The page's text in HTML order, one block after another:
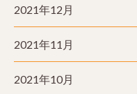
2021年12月
2021年11月
2021年10月